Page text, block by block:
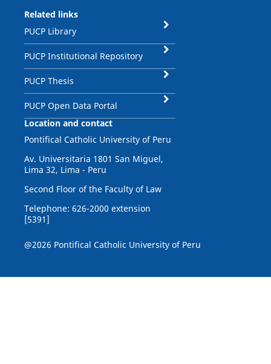
Related links
PUCP Library
PUCP Institutional Repository
PUCP Thesis
PUCP Open Data Portal
Location and contact
Pontifical Catholic University of Peru
Av. Universitaria 1801 San Miguel,
Lima 32, Lima - Peru
Second Floor of the Faculty of Law
Telephone: 626-2000 extension
[5391]
@2026 Pontifical Catholic University of Peru